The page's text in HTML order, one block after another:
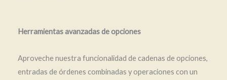
Herramientas avanzadas de opciones
Aproveche nuestra funcionalidad de cadenas de opciones,
entradas de órdenes combinadas y operaciones con un